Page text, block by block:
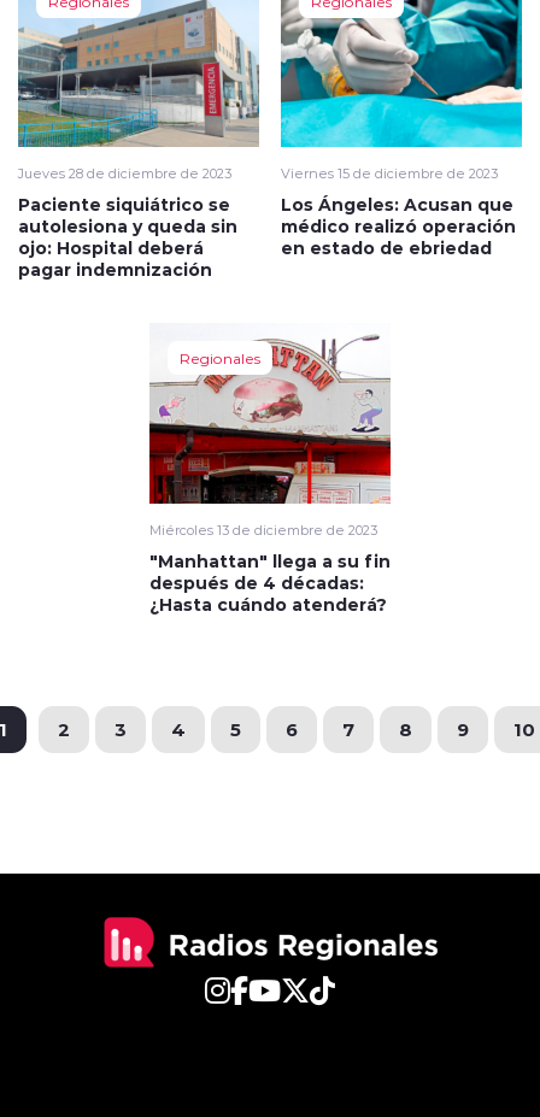
Jueves 28 de diciembre de 2023
Paciente siquiátrico se
autolesiona y queda sin
ojo: Hospital deberá
pagar indemnización
Viernes 15 de diciembre de 2023
Los Ángeles: Acusan que
médico realizó operación
en estado de ebriedad
Regionales
Miércoles 13 de diciembre de 2023
"Manhattan" llega a su fin
después de 4 décadas:
¿Hasta cuándo atenderá?
1 2 3 4 5 6 7 8 9 10